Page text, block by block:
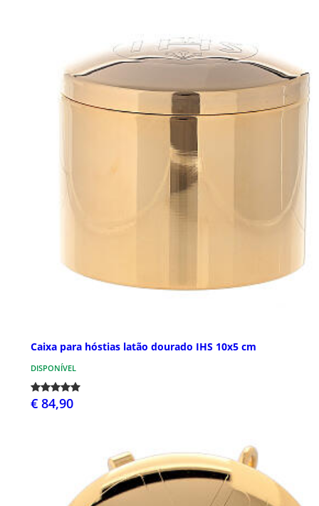
Caixa para hóstias latão dourado IHS 10x5 cm
DISPONÍVEL
€ 84,90